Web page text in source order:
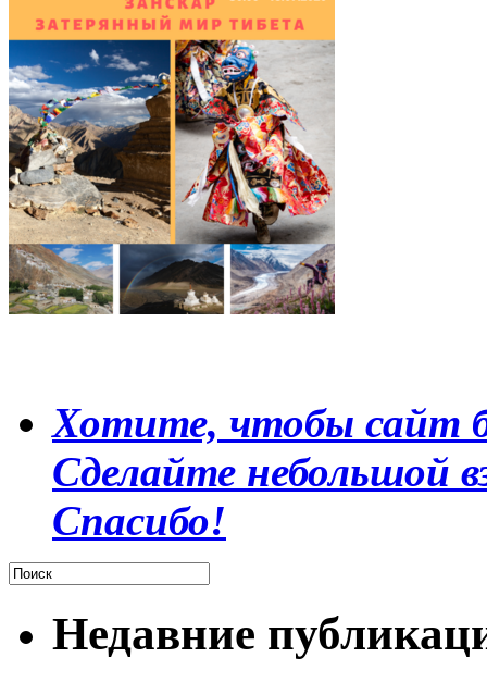
Хотите, чтобы сайт
Сделайте небольшой
Спасибо!
Недавние